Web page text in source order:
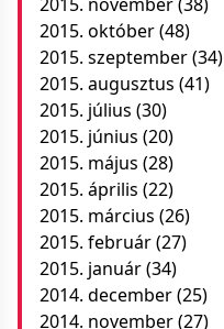
2015. október(48)
2015. szeptember(34)
2015. augusztus (41)
2015. július (30)
2015. június (20)
2015. május (28)
2015. április (22)
2015. március (26)
2015. február(27)
2015. január(34)
2014. december(25)
2014. november(27)